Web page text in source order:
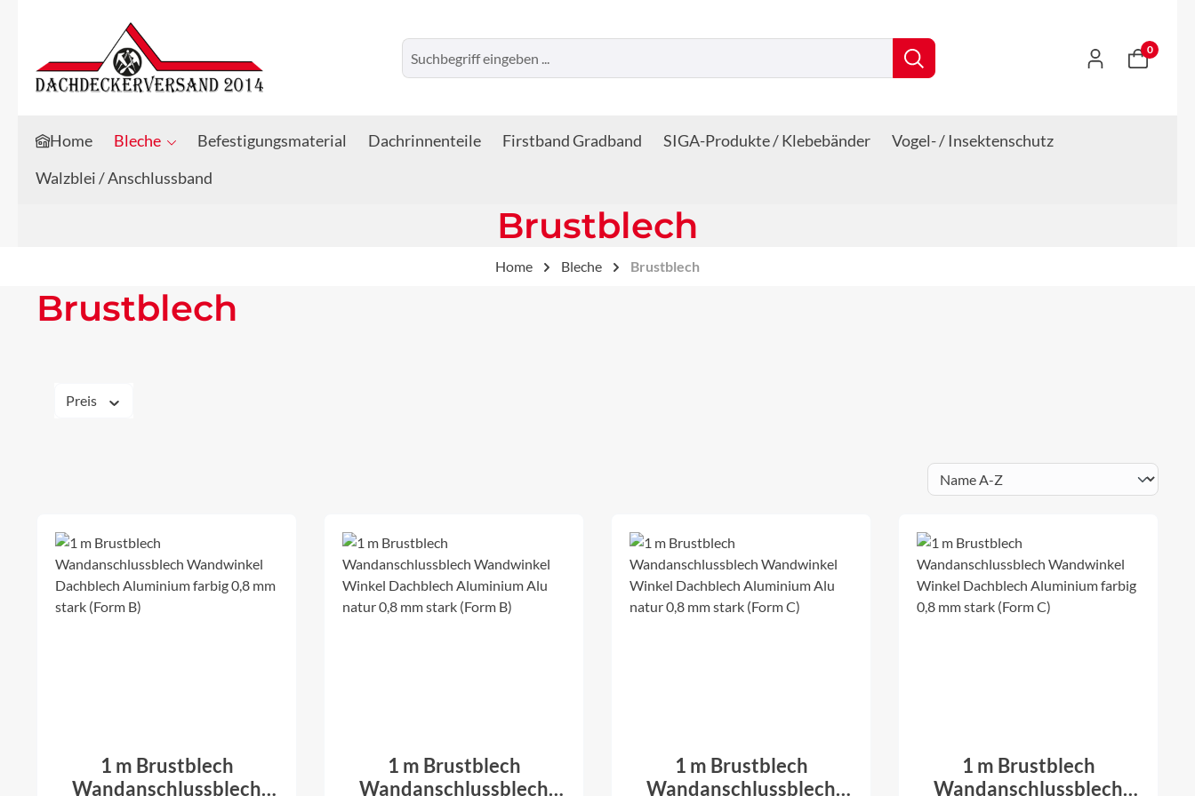
Zum Hauptinhalt springen
Zur Suche springen
0
Home Bleche Befestigungsmaterial Dachrinnenteile Firstband Gradband SIGA-Produkte / Klebebänder
Vogel- / Insektenschutz
Walzblei / Anschlussband
Brustblech
Home Bleche Brustblech
Brustblech
Preis
1 m Brustblech
Wandanschlussblech
1 m Brustblech
Wandanschlussblech
1 m Brustblech
Wandanschlussblech
1 m Brustblech
Wandanschlussblech